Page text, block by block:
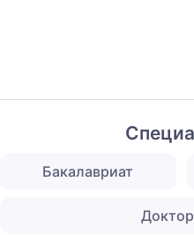
Бакалавриат